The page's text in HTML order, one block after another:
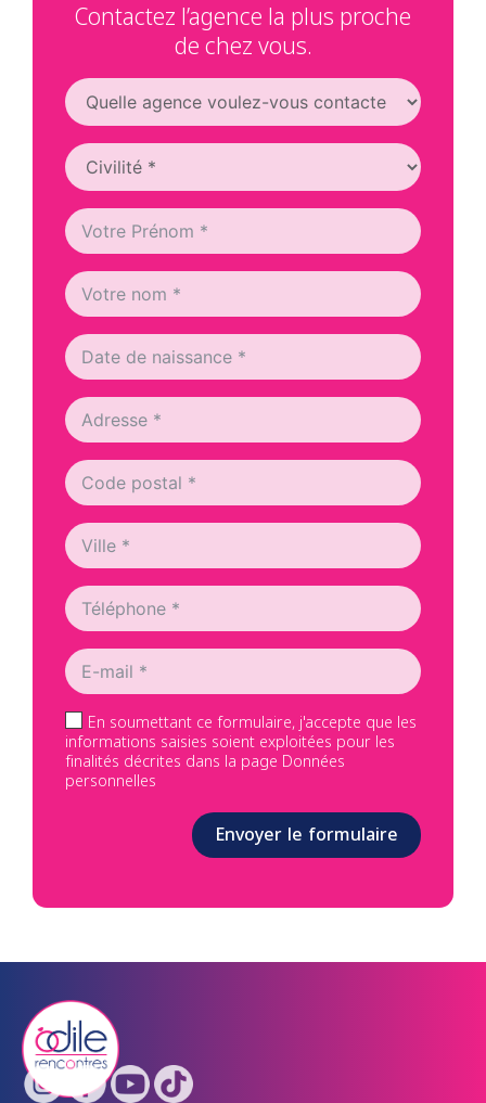
Contactez l’agence la plus proche
de chez vous.
En soumettant ce formulaire, j'accepte que les
informations saisies soient exploitées pour les
finalités décrites dans la page Données
personnelles
Envoyer le formulaire